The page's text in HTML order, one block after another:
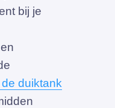
bij je
duiktank